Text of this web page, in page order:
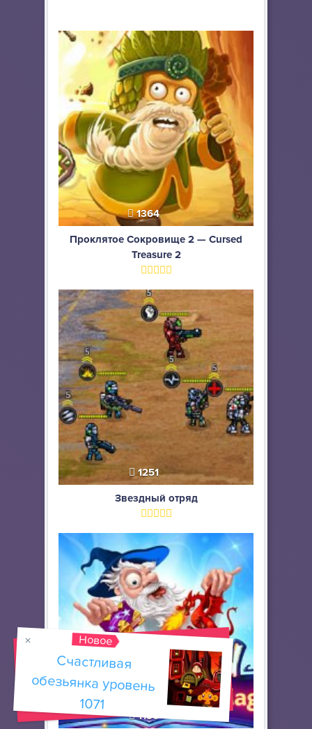
1364
Проклятое Сокровище 2 — Cursed
Treasure 2
1251
Звездный отряд
1136
Новое
Счастливая
обезьянка уровень
1071